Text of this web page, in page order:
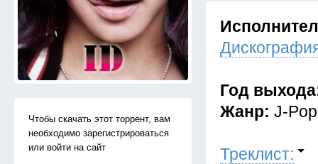
Чтобы скачать этот торрент, вам
необходимо зарегистрироваться
или войти на сайт
Год
Жанр: J-Pop
Треклист: